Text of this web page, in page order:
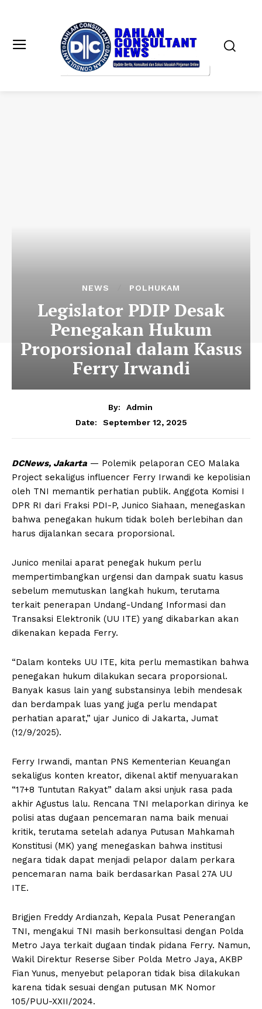
NEWS POLHUKAM
Legislator PDIP Desak
Penegakan Hukum
Proporsional dalam Kasus
Ferry Irwandi
By:
Admin
Date:
September 12, 2025
DCNews, Jakarta — Polemik pelaporan CEO Malaka
Project sekaligus influencer Ferry Irwandi ke kepolisian
oleh TNI memantik perhatian publik. Anggota Komisi I
DPR RI dari Fraksi PDI-P, Junico Siahaan, menegaskan
bahwa penegakan hukum tidak boleh berlebihan dan
harus dijalankan secara proporsional.
Junico menilai aparat penegak hukum perlu
mempertimbangkan urgensi dan dampak suatu kasus
sebelum memutuskan langkah hukum, terutama
terkait penerapan Undang-Undang Informasi dan
Transaksi Elektronik (UU ITE) yang dikabarkan akan
dikenakan kepada Ferry.
“Dalam konteks UU ITE, kita perlu memastikan bahwa
penegakan hukum dilakukan secara proporsional.
Banyak kasus lain yang substansinya lebih mendesak
dan berdampak luas yang juga perlu mendapat
perhatian aparat,” ujar Junico di Jakarta, Jumat
(12/9/2025).
Ferry Irwandi, mantan PNS Kementerian Keuangan
sekaligus konten kreator, dikenal aktif menyuarakan
“17+8 Tuntutan Rakyat” dalam aksi unjuk rasa pada
akhir Agustus lalu. Rencana TNI melaporkan dirinya ke
polisi atas dugaan pencemaran nama baik menuai
kritik, terutama setelah adanya Putusan Mahkamah
Konstitusi (MK) yang menegaskan bahwa institusi
negara tidak dapat menjadi pelapor dalam perkara
pencemaran nama baik berdasarkan Pasal 27A UU
ITE.
Brigjen Freddy Ardianzah, Kepala Pusat Penerangan
TNI, mengakui TNI masih berkonsultasi dengan Polda
Metro Jaya terkait dugaan tindak pidana Ferry. Namun,
Wakil Direktur Reserse Siber Polda Metro Jaya, AKBP
Fian Yunus, menyebut pelaporan tidak bisa dilakukan
karena tidak sesuai dengan putusan MK Nomor
105/PUU-XXII/2024.